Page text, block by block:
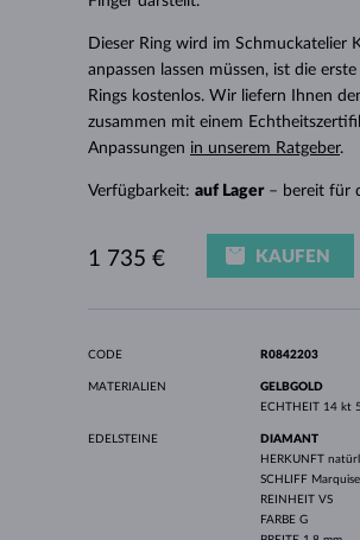
Dieser Ring wird im Schmuckatelier
anpassen lassen müssen, ist die
Rings kostenlos. Wir liefern Ihnen
zusammen mit einem
Anpassungen in unserem Ratgeber.
Verfügbarkeit: auf Lager– bereit für
1 735 € KAUFEN
CODE R0842203
MATERIALIEN
GELBGOLD
ECHTHEIT 14 kt
EDELSTEINE
DIAMANT
HERKUNFT
SCHLIFF Marquise
REINHEIT VS
FARBE G